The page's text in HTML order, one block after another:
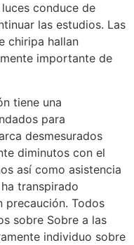
conduce de
las estudios. Las
chiripa hallan
importante de
tiene una
para
desmesurados
diminutos con el
así­ como asistencia
transpirado
precaución. Todos
sobre Sobre a las
individuo sobre